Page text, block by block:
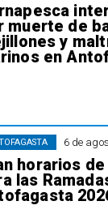
muerte de
y
en
6 de
horarios
las